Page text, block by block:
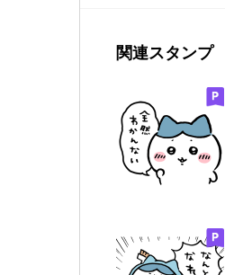
関連スタンプ